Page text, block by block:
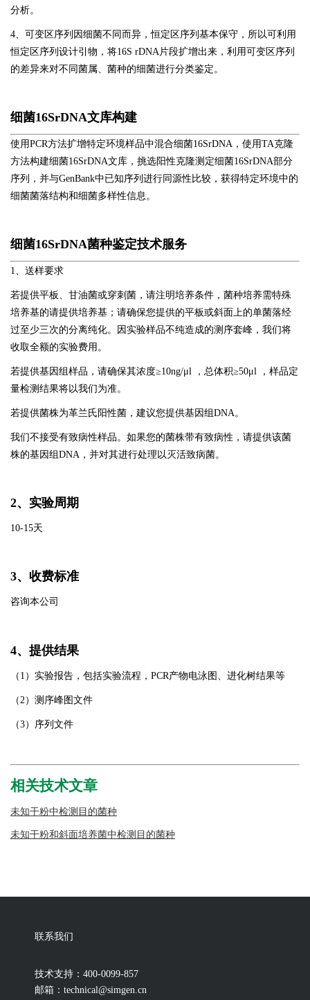
分析。
4、可变区序列因细菌不同而异，恒定区序列基本保守，所以可利用
恒定区序列设计引物，将16S rDNA片段扩增出来，利用可变区序列
的差异来对不同菌属、菌种的细菌进行分类鉴定。
细菌16SrDNA文库构建
使用PCR方法扩增特定环境样品中混合细菌16SrDNA ，使用TA克隆
方法构建细菌16SrDNA文库，挑选阳性克隆测定细菌16SrDNA部分
序列，并与GenBank中已知序列进行同源性比较，获得特定环境中的
细菌菌落结构和细菌多样性信息。
细菌16SrDNA菌种鉴定技术服务
1、送样要求
若提供平板、甘油菌或穿刺菌，请注明培养条件，菌种培养需特殊
培养基的请提供培养基；请确保您提供的平板或斜面上的单菌落经
过至少三次的分离纯化。因实验样品不纯造成的测序套峰，我们将
收取全额的实验费用。
若提供基因组样品，请确保其浓度≥10ng/μl ，总体积≥50μl
，样品定
量检测结果将以我们为准。
若提供菌株为革兰氏阳性菌，建议您提供基因组 DNA。
我们不接受有致病性样品。如果您的菌株带有致病性，请提供该菌
株的基因组 DNA ，并对其进行处理以灭活致病菌。
2、实验周期
10-15天
3、收费标准
咨询本公司
4、提供结果
（ 1 ）实验报告，包括实验流程， PCR产物电泳图、进化树结果等
（2）测序峰图文件
（3）序列文件
相关技术文章
未知干粉中检测目的菌种
未知干粉和斜面培养菌中检测目的菌种
联系我们
技术支持：400-0099-857
邮箱：technical@simgen.cn